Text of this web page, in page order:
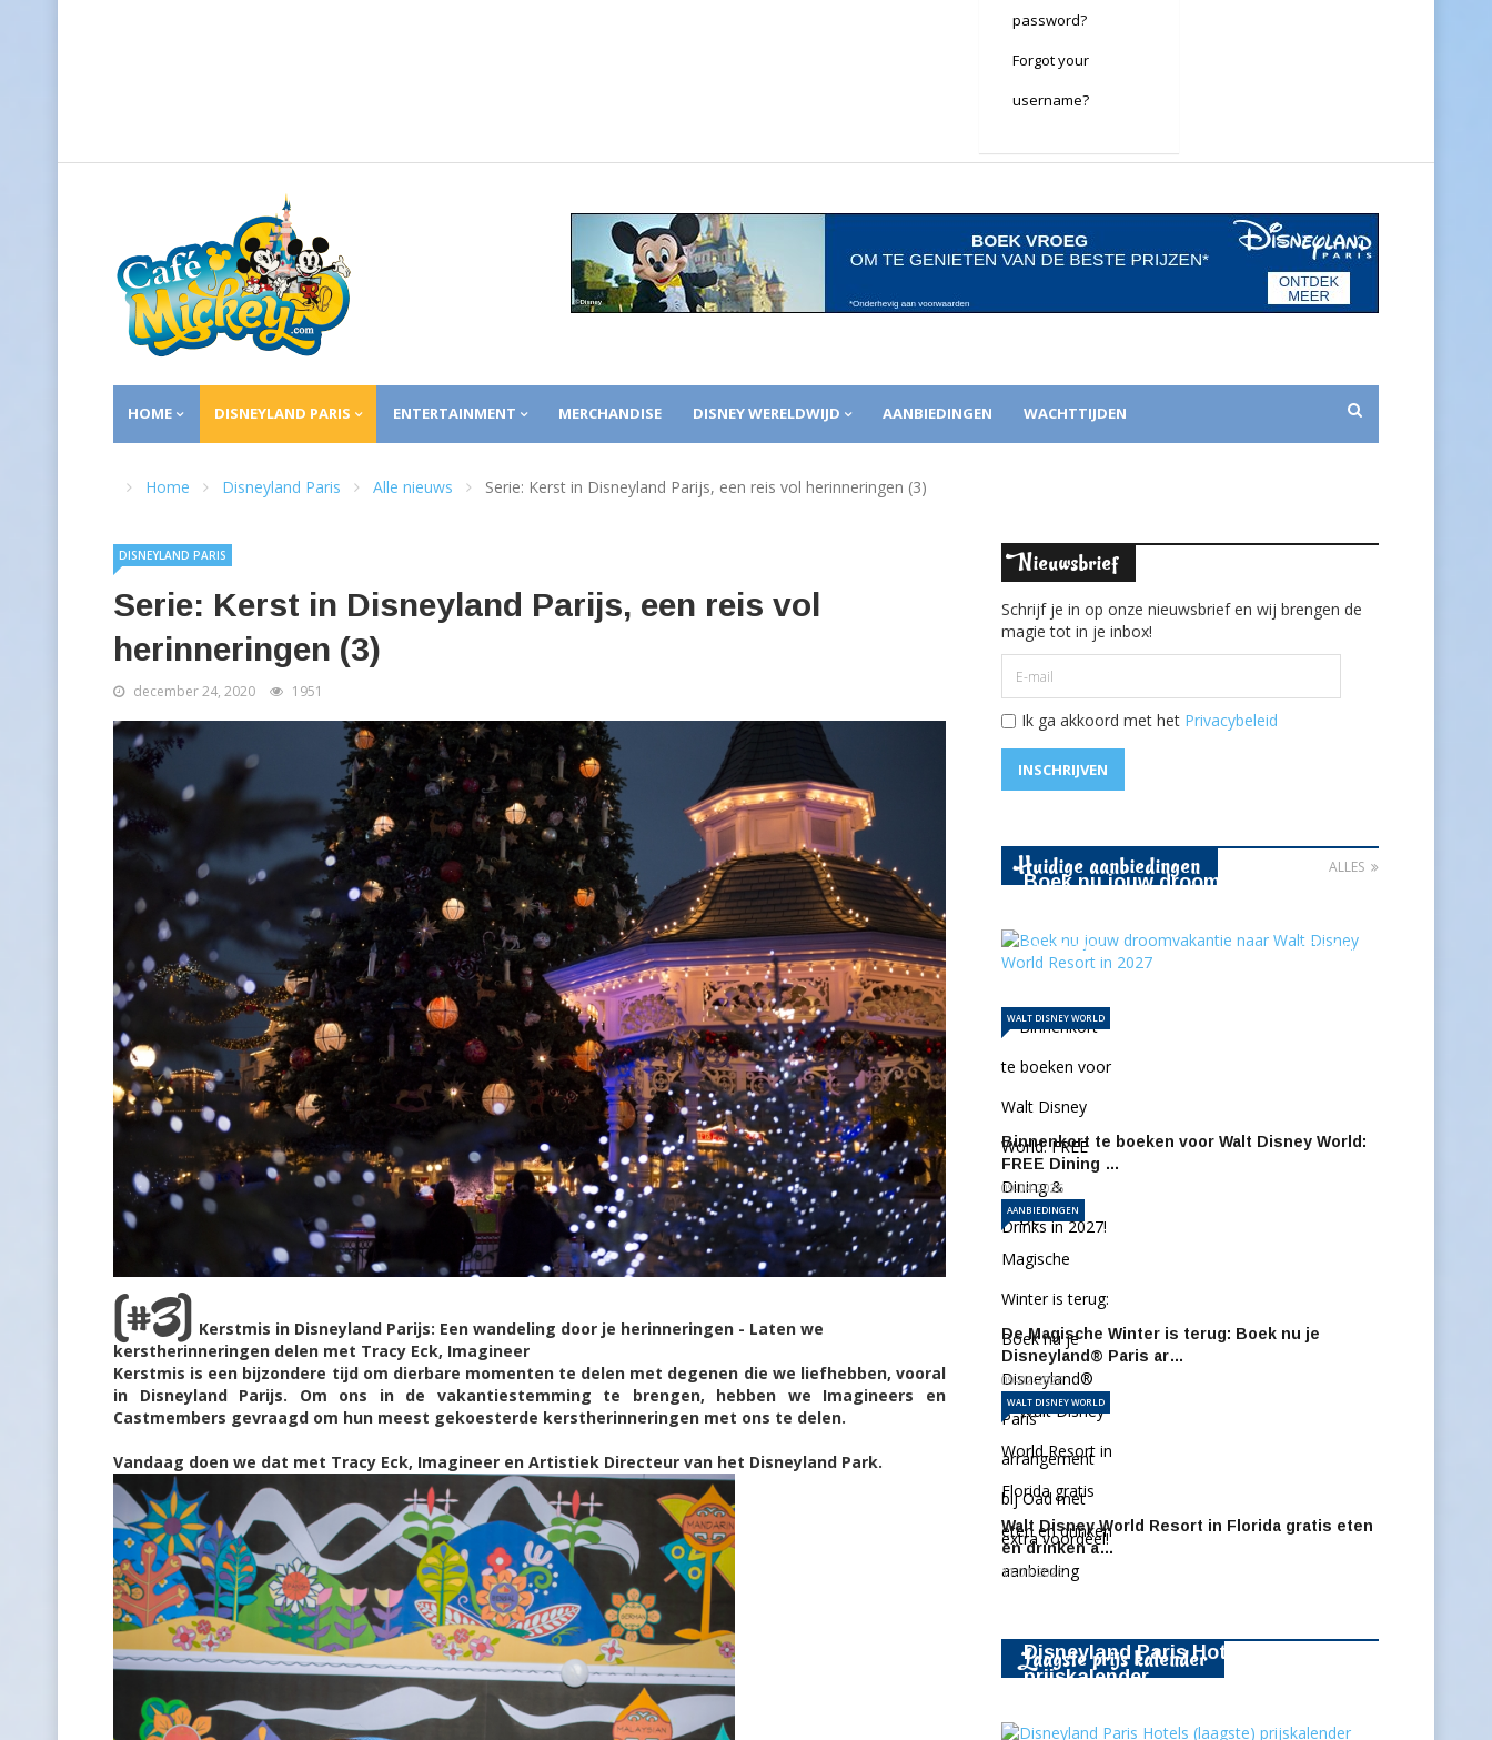
password?
Forgot your
username?
HOME DISNEYLAND PARIS ENTERTAINMENT MERCHANDISE DISNEY WERELDWIJD AANBIEDINGEN WACHTTIJDEN
Home Disneyland Paris Alle nieuws Serie: Kerst in Disneyland Parijs, een reis vol herinneringen (3)
DISNEYLAND PARIS
Serie: Kerst in Disneyland Parijs, een reis vol
herinneringen (3)
december 24, 2020 1951
[#3] Kerstmis in Disneyland Parijs: Een wandeling door je herinneringen - Laten we
kerstherinneringen delen met Tracy Eck, Imagineer
Kerstmis is een bijzondere tijd om dierbare momenten te delen met degenen die we liefhebben, vooral
in Disneyland Parijs. Om ons in de vakantiestemming te brengen, hebben we Imagineers en
Castmembers gevraagd om hun meest gekoesterde kerstherinneringen met ons te delen.
Vandaag doen we dat met Tracy Eck, Imagineer en Artistiek Directeur van het Disneyland Park.
Nieuwsbrief
Schrijf je in op onze nieuwsbrief en wij brengen de
magie tot in je inbox!
Ik ga akkoord met het Privacybeleid
INSCHRIJVEN
Huidige aanbiedingen
Boek nu jouw droomvakantie naar
21-04-2026 1141
Binnenkort te boeken voor Walt Disney World:
FREE Dining …
WALT DISNEY WORLD
09-04-2026
De Magische Winter is terug: Boek nu je
Disneyland® Paris ar…
AANBIEDINGEN
09-02-2026
Walt Disney World Resort in Florida gratis eten
en drinken a…
WALT DISNEY WORLD
11-01-2026
ALLES
Laagste prijs kalender
Disneyland Paris Hotels (laagste)
prijskalender